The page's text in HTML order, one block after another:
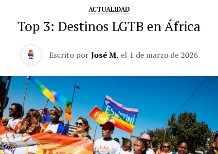
ACTUALIDAD
Top 3: Destinos LGTB en África
Escrito por José M. el 1 de marzo de 2026